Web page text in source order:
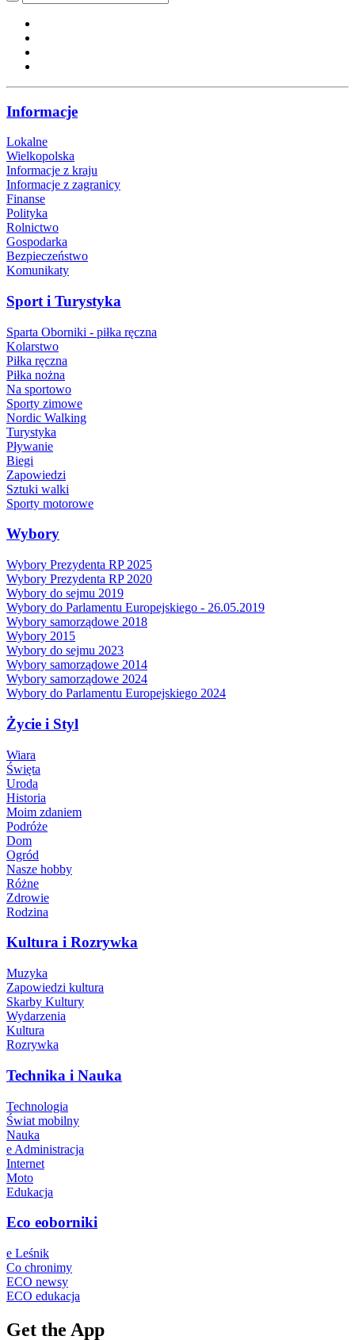
Informacje
Lokalne
Wielkopolska
Informacje z kraju
Informacje z zagranicy
Finanse
Polityka
Rolnictwo
Gospodarka
Bezpieczeństwo
Komunikaty
Sport i Turystyka
Sparta Oborniki - piłka ręczna
Kolarstwo
Piłka ręczna
Piłka nożna
Na sportowo
Sporty zimowe
Nordic Walking
Turystyka
Pływanie
Biegi
Zapowiedzi
Sztuki walki
Sporty motorowe
Wybory
Wybory Prezydenta RP 2025
Wybory Prezydenta RP 2020
Wybory do sejmu 2019
Wybory do Parlamentu Europejskiego - 26.05.2019
Wybory samorządowe 2018
Wybory 2015
Wybory do sejmu 2023
Wybory samorządowe 2014
Wybory samorządowe 2024
Wybory do Parlamentu Europejskiego 2024
Życie i Styl
Wiara
Święta
Uroda
Historia
Moim zdaniem
Podróże
Dom
Ogród
Nasze hobby
Różne
Zdrowie
Rodzina
Kultura i Rozrywka
Muzyka
Zapowiedzi kultura
Skarby Kultury
Wydarzenia
Kultura
Rozrywka
Technika i Nauka
Technologia
Świat mobilny
Nauka
e Administracja
Internet
Moto
Edukacja
Eco eoborniki
e Leśnik
Co chronimy
ECO newsy
ECO edukacja
Get the App